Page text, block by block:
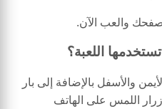
والعب الآن.
اللعبة؟
والأسفل بالإضافة إلى بار
اللمس على الهاتف